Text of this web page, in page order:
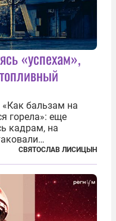
«успехам»,
«Как бальзам на
горела»: еще
кадрам, на
России. В
в «эту игру можно
дроны только за...
СВЯТОСЛАВ ЛИСИЦЫН